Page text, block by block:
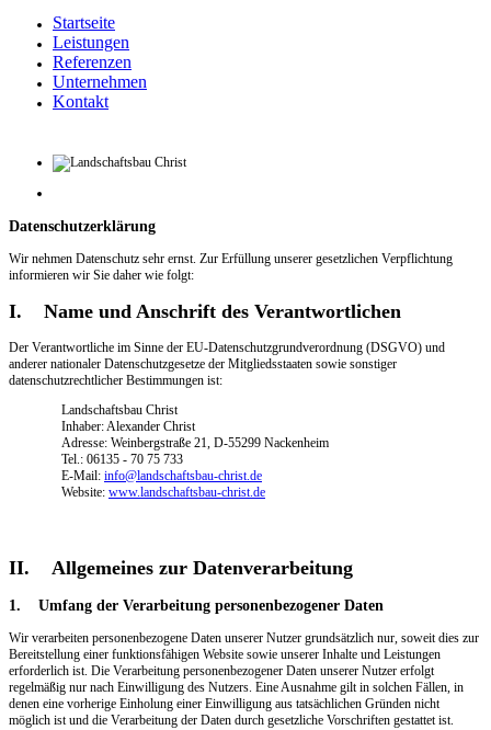
Startseite
Leistungen
Referenzen
Unternehmen
Kontakt
Datenschutzerklärung
Wir nehmen Datenschutz sehr ernst. Zur Erfüllung unserer gesetzlichen Verpflichtung
informieren wir Sie daher wie folgt:
I. Name und Anschrift des Verantwortlichen
Der Verantwortliche im Sinne der EU-Datenschutzgrundverordnung (DSGVO) und
anderer nationaler Datenschutzgesetze der Mitgliedsstaaten sowie sonstiger
datenschutzrechtlicher Bestimmungen ist:
Landschaftsbau Christ
Inhaber: Alexander Christ
Adresse: Weinbergstraße 21, D-55299 Nackenheim
Tel.: 06135 - 70 75 733
E-Mail: info@landschaftsbau-christ.de
Website: www.landschaftsbau-christ.de
II. Allgemeines zur Datenverarbeitung
1. Umfang der Verarbeitung personenbezogener Daten
Wir verarbeiten personenbezogene Daten unserer Nutzer grundsätzlich nur, soweit dies zur
Bereitstellung einer funktionsfähigen Website sowie unserer Inhalte und Leistungen
erforderlich ist. Die Verarbeitung personenbezogener Daten unserer Nutzer erfolgt
regelmäßig nur nach Einwilligung des Nutzers. Eine Ausnahme gilt in solchen Fällen, in
denen eine vorherige Einholung einer Einwilligung aus tatsächlichen Gründen nicht
möglich ist und die Verarbeitung der Daten durch gesetzliche Vorschriften gestattet ist.